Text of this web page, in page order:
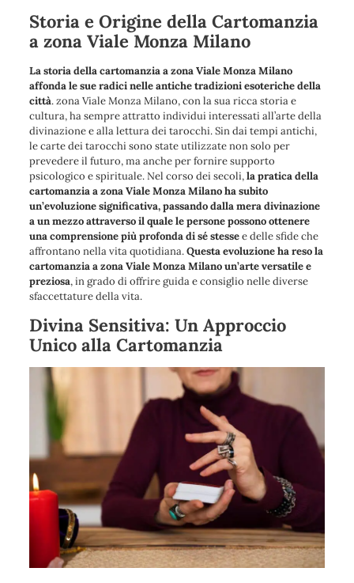
Storia e Origine della Cartomanzia
a zona Viale Monza Milano
La storia della cartomanzia a zona Viale Monza Milano
affonda le sue radici nelle antiche tradizioni esoteriche della
città. zona Viale Monza Milano, con la sua ricca storia e
cultura, ha sempre attratto individui interessati all’arte della
divinazione e alla lettura dei tarocchi. Sin dai tempi antichi,
le carte dei tarocchi sono state utilizzate non solo per
prevedere il futuro, ma anche per fornire supporto
psicologico e spirituale. Nel corso dei secoli,la pratica della
cartomanzia a zona Viale Monza Milano ha subito
un’evoluzione significativa, passando dalla mera divinazione
a un mezzo attraverso il quale le persone possono ottenere
una comprensione più profonda di sé stessee delle sfide che
affrontano nella vita quotidiana.Questa evoluzione ha reso la
cartomanzia a zona Viale Monza Milano un’arte versatile e
preziosa, in grado di offrire guida e consiglio nelle diverse
sfaccettature della vita.
Divina Sensitiva: Un Approccio
Unico alla Cartomanzia